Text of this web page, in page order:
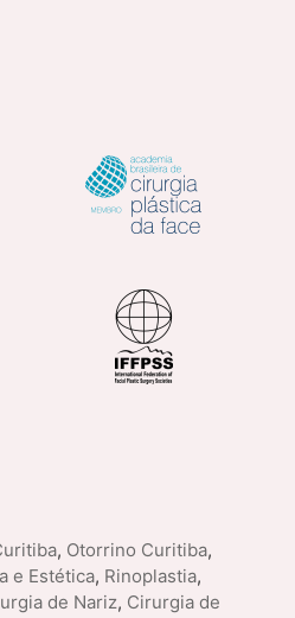
, Otorrino Curitiba,
e Estética, Rinoplastia,
de Nariz, Cirurgia de